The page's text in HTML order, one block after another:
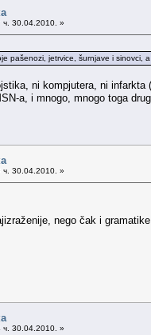
ч. 30.04.2010. »
pašenozi, jetrvice, šurnjave i
ni kompjutera, ni infarkta
a, i mnogo, mnogo toga
ч. 30.04.2010. »
nego čak i gramatike
ч. 30.04.2010. »